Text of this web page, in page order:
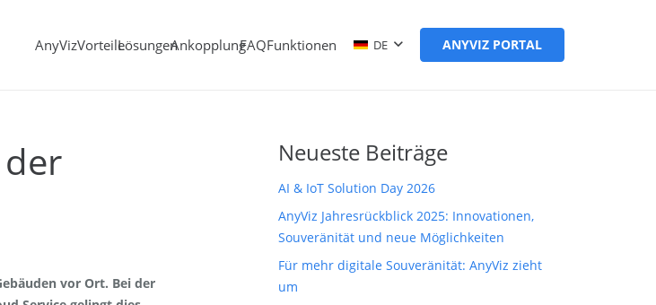
AnyVizVorteileLösungenAnkopplungFAQFunktionen DE ANYVIZ PORTAL
vor Ort. Bei der
Neueste Beiträge
AI & IoT Solution Day 2026
AnyViz Jahresrückblick 2025: Innovationen,
Souveränität und neue Möglichkeiten
Für mehr digitale Souveränität: AnyViz zieht
um